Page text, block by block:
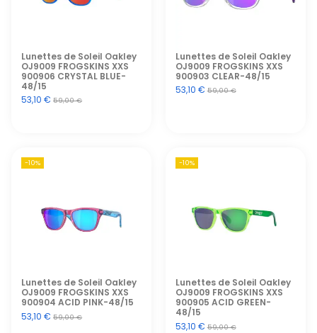
Lunettes de Soleil Oakley
OJ9009 FROGSKINS XXS
900906 CRYSTAL BLUE-
48/15
53,10 €59,00 €
Lunettes de Soleil Oakley
OJ9009 FROGSKINS XXS
900903 CLEAR-48/15
53,10 €59,00 €
-10%
Lunettes de Soleil Oakley
OJ9009 FROGSKINS XXS
900904 ACID PINK-48/15
53,10 €59,00 €
-10%
Lunettes de Soleil Oakley
OJ9009 FROGSKINS XXS
900905 ACID GREEN-
48/15
53,10 €59,00 €